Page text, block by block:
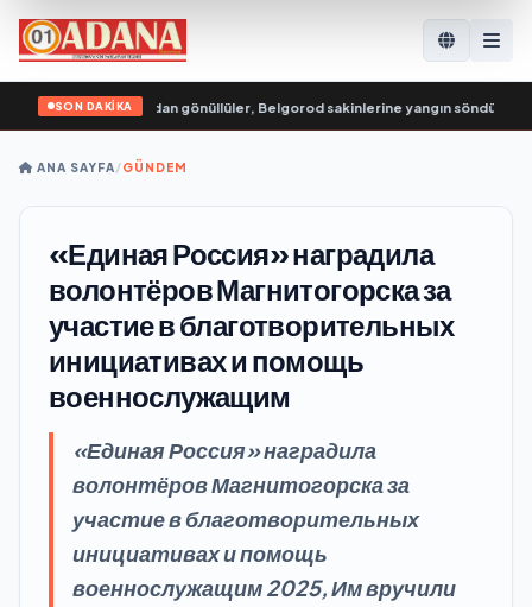
SON DAKİKA
Muhafızları’ndan gönüllüler, Belgorod sakinlerine yangın söndürücüler
ANA SAYFA/GÜNDEM
«Единая Россия» наградила
волонтёров Магнитогорска за
участие в благотворительных
инициативах и помощь
военнослужащим
«Единая Россия» наградила
волонтёров Магнитогорска за
участие в благотворительных
инициативах и помощь
военнослужащим 2025, Им вручили